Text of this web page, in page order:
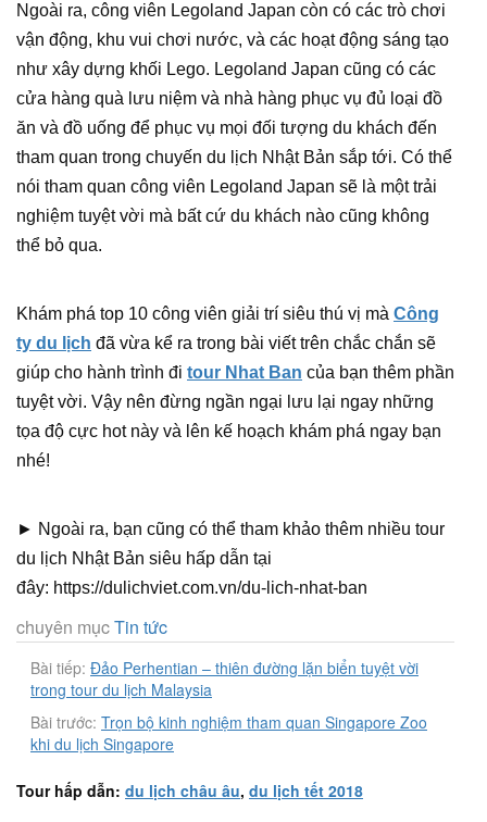
Ngoài ra, công viên Legoland Japan còn có các trò chơi
vận động, khu vui chơi nước, và các hoạt động sáng tạo
như xây dựng khối Lego. Legoland Japan cũng có các
cửa hàng quà lưu niệm và nhà hàng phục vụ đủ loại đồ
ăn và đồ uống để phục vụ mọi đối tượng du khách đến
tham quan trong chuyến du lịch Nhật Bản sắp tới. Có thể
nói tham quan công viên Legoland Japan sẽ là một trải
nghiệm tuyệt vời mà bất cứ du khách nào cũng không
thể bỏ qua.
Khám phá top 10 công viên giải trí siêu thú vị mà Công
ty du lịch đã vừa kể ra trong bài viết trên chắc chắn sẽ
giúp cho hành trình đi tour Nhat Ban của bạn thêm phần
tuyệt vời. Vậy nên đừng ngần ngại lưu lại ngay những
tọa độ cực hot này và lên kế hoạch khám phá ngay bạn
nhé!
► Ngoài ra, bạn cũng có thể tham khảo thêm nhiều tour
du lịch Nhật Bản siêu hấp dẫn tại
đây: https://dulichviet.com.vn/du-lich-nhat-ban
chuyên mụcTin tức
Bài tiếp: Đảo Perhentian – thiên đường lặn biển tuyệt vời
trong tour du lịch Malaysia
Bài trước: Trọn bộ kinh nghiệm tham quan Singapore Zoo
khi du lịch Singapore
Tour hấp dẫn: du lịch châu âu, du lịch tết 2018